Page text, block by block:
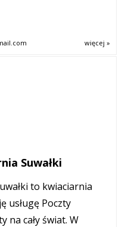
więcej »
Suwałki
to kwiaciarnia
usługę Poczty
na cały świat. W